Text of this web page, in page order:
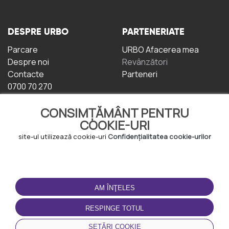
CONSIMȚĂMÂNT PENTRU
COOKIE-URI
site-ul utilizează cookie-uri Confidențialitatea cookie-urilor
AM ÎNŢELES
RESPINGE TOTUL
SETĂRI COOKIE
DESPRE URBO
Parcare
Despre noi
Contacte
0700 70 270
PARTENERIATE
URBO Afacerea mea
Revânzători
Parteneri
TERMENI DE UTILIZARE
Termeni și condiții
Politica de
Confidențialitate
Politica de cookie-uri
DESCĂRCAȚI
APLICAȚIA